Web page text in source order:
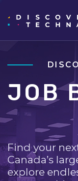
JOB
Find your
Canada’s
explore